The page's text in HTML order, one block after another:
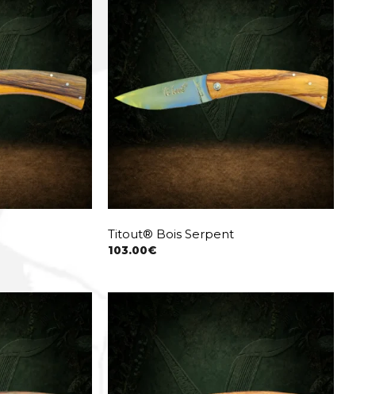
Titout® Bois Serpent
103.00€